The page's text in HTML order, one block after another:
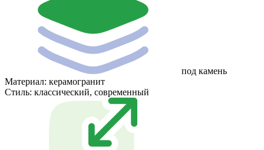
под камень
Материал: керамогранит
Стиль: классический, современный